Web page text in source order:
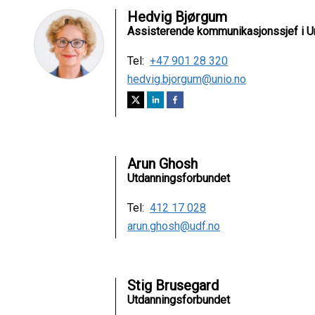
Hedvig Bjørgum
Assisterende kommunikasjonssjef i
Tel: +47 901 28 320
hedvig.bjorgum@unio.no
Arun Ghosh
Utdanningsforbundet
Tel: 412 17 028
arun.ghosh@udf.no
Stig Brusegard
Utdanningsforbundet